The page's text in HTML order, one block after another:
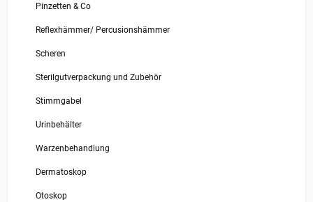
Pinzetten & Co
Reflexhämmer/ Percusionshämmer
Scheren
Sterilgutverpackung und Zubehör
Stimmgabel
Urinbehälter
Warzenbehandlung
Dermatoskop
Otoskop